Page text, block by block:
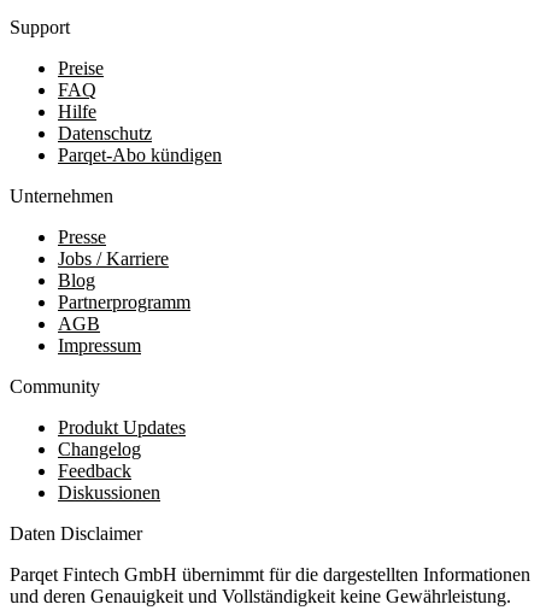
Support
Preise
FAQ
Hilfe
Datenschutz
Parqet-Abo kündigen
Unternehmen
Presse
Jobs / Karriere
Blog
Partnerprogramm
AGB
Impressum
Community
Produkt Updates
Changelog
Feedback
Diskussionen
Daten Disclaimer
Parqet Fintech GmbH übernimmt für die dargestellten Informationen
und deren Genauigkeit und Vollständigkeit keine Gewährleistung.